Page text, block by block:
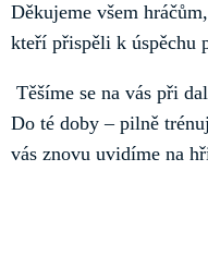
Děkujeme všem
kteří přispěli k úspěchu
Těšíme se na vás při
Do té doby – pilně
vás znovu uvidíme na